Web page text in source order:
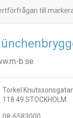
till
b.se
Torkel
118 49 STOCKHOLM